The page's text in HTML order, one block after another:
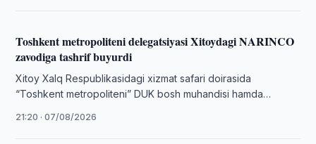
Toshkent metropoliteni delegatsiyasi Xitoydagi NARINCO
zavodiga tashrif buyurdi
Xitoy Xalq Respublikasidagi xizmat safari doirasida
“Toshkent metropoliteni” DUK bosh muhandisi hamda
avtonom rayonining Baotou …
21:20 · 07/08/2026